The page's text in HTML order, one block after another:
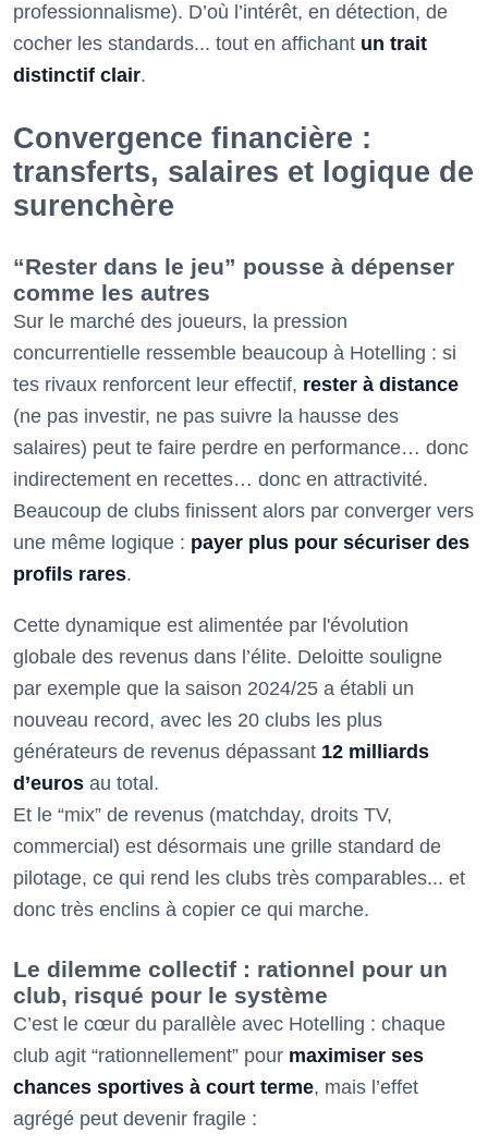
professionnalisme). D’où l’intérêt, en détection, de
cocher les standards... tout en affichant un trait
distinctif clair.
Convergence financière :
transferts, salaires et logique de
surenchère
“Rester dans le jeu” pousse à dépenser
comme les autres
Sur le marché des joueurs, la pression
concurrentielle ressemble beaucoup à Hotelling : si
tes rivaux renforcent leur effectif, rester à distance
(ne pas investir, ne pas suivre la hausse des
salaires) peut te faire perdre en performance… donc
indirectement en recettes… donc en attractivité.
Beaucoup de clubs finissent alors par converger vers
une même logique : payer plus pour sécuriser des
profils rares.
Cette dynamique est alimentée par l'évolution
globale des revenus dans l’élite. Deloitte souligne
par exemple que la saison 2024/25 a établi un
nouveau record, avec les 20 clubs les plus
générateurs de revenus dépassant 12 milliards
d’euros au total.
Et le “mix” de revenus (matchday, droits TV,
commercial) est désormais une grille standard de
pilotage, ce qui rend les clubs très comparables... et
donc très enclins à copier ce qui marche.
Le dilemme collectif : rationnel pour un
club, risqué pour le système
C’est le cœur du parallèle avec Hotelling : chaque
club agit “rationnellement” pour maximiser ses
chances sportives à court terme, mais l’effet
agrégé peut devenir fragile :